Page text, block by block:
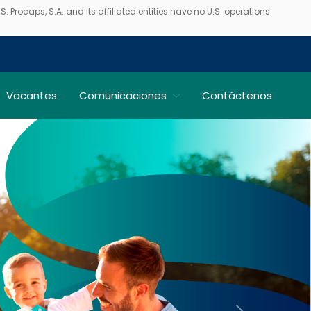
Procaps, S.A. and its affiliated entities have no U.S. operations
Vacantes Comunicaciones Contáctenos